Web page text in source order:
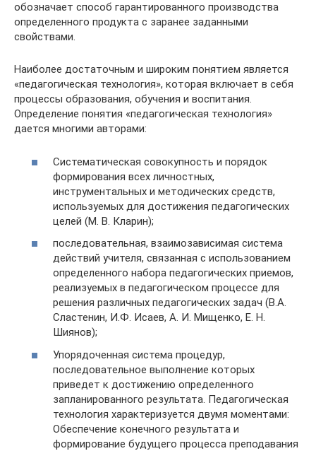
обозначает способ гарантированного производства
определенного продукта с заранее заданными
свойствами.
Наиболее достаточным и широким понятием является
«педагогическая технология», которая включает в себя
процессы образования, обучения и воспитания.
Определение понятия «педагогическая технология»
дается многими авторами:
Систематическая совокупность и порядок
формирования всех личностных,
инструментальных и методических средств,
используемых для достижения педагогических
целей (М. В. Кларин);
последовательная, взаимозависимая система
действий учителя, связанная с использованием
определенного набора педагогических приемов,
реализуемых в педагогическом процессе для
решения различных педагогических задач (В.А.
Сластенин, И.Ф. Исаев, А. И. Мищенко, Е. Н.
Шиянов);
Упорядоченная система процедур,
последовательное выполнение которых
приведет к достижению определенного
запланированного результата. Педагогическая
технология характеризуется двумя моментами:
Обеспечение конечного результата и
формирование будущего процесса преподавания